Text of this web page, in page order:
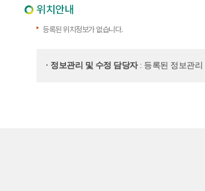
위치안내
등록된 위치정보가 없습니다.
· 정보관리 및 수정 담당자: 등록된 정보관리